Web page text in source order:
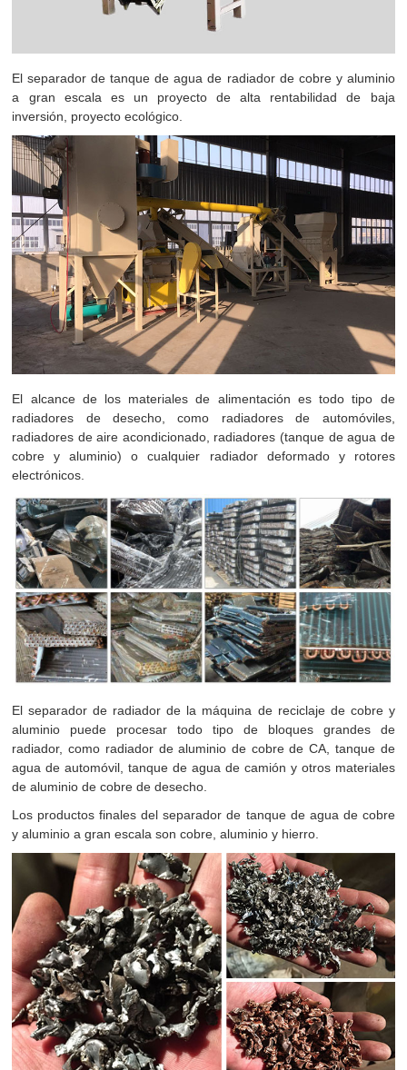
El separador de tanque de agua de radiador de cobre y aluminio
a gran escala es un proyecto de alta rentabilidad de baja
inversión, proyecto ecológico.
El alcance de los materiales de alimentación es todo tipo de
radiadores de desecho, como radiadores de automóviles,
radiadores de aire acondicionado, radiadores (tanque de agua de
cobre y aluminio) o cualquier radiador deformado y rotores
electrónicos.
El separador de radiador de la máquina de reciclaje de cobre y
aluminio puede procesar todo tipo de bloques grandes de
radiador, como radiador de aluminio de cobre de CA, tanque de
agua de automóvil, tanque de agua de camión y otros materiales
de aluminio de cobre de desecho.
Los productos finales del separador de tanque de agua de cobre
y aluminio a gran escala son cobre, aluminio y hierro.